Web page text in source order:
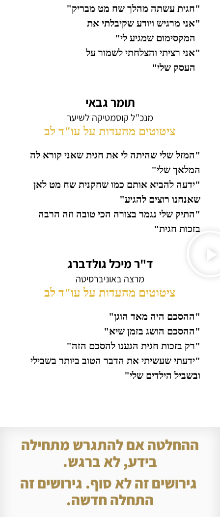
"חגית עשתה מהלך שח מט מבריק"
"אני מרגיש ויודע שקיבלתי את
המקסימום שמגיע לי"
"אני רציתי והצלחתי לשמור על
העסק שלי"
תומר גבאי
מנכ"ל קוסמטיקה לשיער
ציטוטים מהעדות על עו"ד לב
"המזל שלי שהיתה לי את חגית שאני קורא לה
המלאך שלי"
"ידעה להביא אותם כמו שחקנית שח מט לאן
שאנחנו רוצים להגיע"
"התיק שלי נגמר בצורה הכי טובה וזה הרבה
בזכות חגית"
ד"ר מיכל גולדברג
מרצה באוניברסיטה
ציטוטים מהעדות על עו"ד לב
"ההסכם היה מאד הוגן"
"ההסכם הושג בזמן שיא"
"רק בזכות חגית הגענו להסכם הזה"
"ידעתי שעשיתי את הדבר הטוב ביותר בשבילי
ובשביל הילדים שלי"
ההחלטה אם להתגרש מתחילה
בידע, לא ברגש.
גירושים זה לא סוף. גירושים זה
התחלה חדשה.